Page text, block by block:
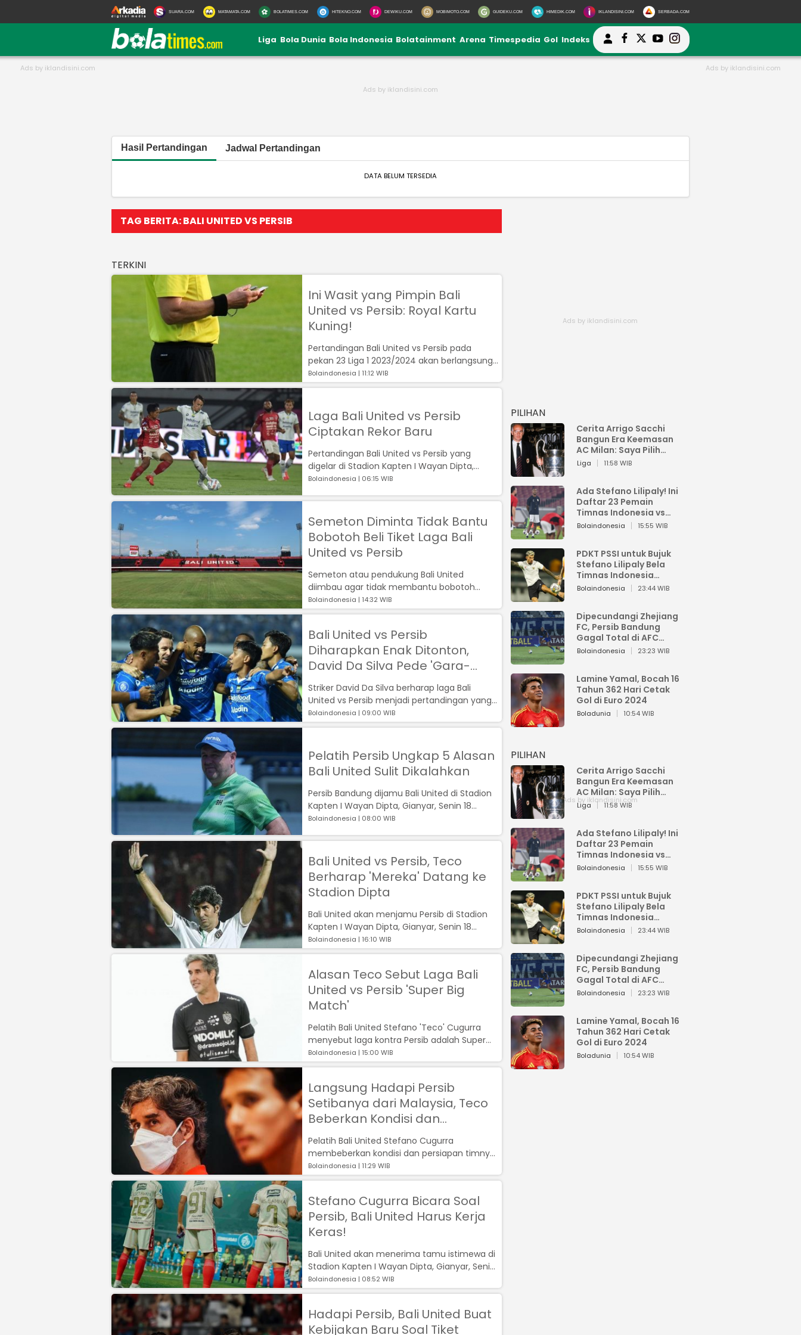
SUARA.COM MATAMATA.COM BOLATIMES.COM HITEKNO.COM DEWIKU.COM MOBIMOTO.COM GUIDEKU.COM HIMEDIK.COM IKLANDISINI.COM SERBADA.COM
Liga Bola Dunia Bola Indonesia Bolatainment Arena Timespedia Gol Indeks
Hasil Pertandingan Jadwal Pertandingan
DATA BELUM TERSEDIA
TAG BERITA: BALI UNITED VS PERSIB
TERKINI
Ini Wasit yang Pimpin Bali
United vs Persib: Royal Kartu
Kuning!
Pertandingan Bali United vs Persib pada
pekan 23 Liga 1 2023/2024 akan berlangsung
di Stadion Kapten I Wayan Dipta, mala...
Bolaindonesia | 11:12 WIB
Laga Bali United vs Persib
Ciptakan Rekor Baru
Pertandingan Bali United vs Persib yang
digelar di Stadion Kapten I Wayan Dipta,
Gianyar, Senin 18 Desember 2023, berhas...
Bolaindonesia | 06:15 WIB
Semeton Diminta Tidak Bantu
Bobotoh Beli Tiket Laga Bali
United vs Persib
Semeton atau pendukung Bali United
diimbau agar tidak membantu bobotoh
untuk membelikan tiket pertandingan Bali
United v...
Bolaindonesia | 14:32 WIB
Bali United vs Persib
Diharapkan Enak Ditonton,
David Da Silva Pede 'Gara-
gara' Persebaya
Striker David Da Silva berharap laga Bali
United vs Persib menjadi pertandingan yang
enak ditonton. Menghadapi laga ters...
Bolaindonesia | 09:00 WIB
Pelatih Persib Ungkap 5 Alasan
Bali United Sulit Dikalahkan
Persib Bandung dijamu Bali United di Stadion
Kapten I Wayan Dipta, Gianyar, Senin 18
Desember 2023. pelatih Bojan Hodak ...
Bolaindonesia | 08:00 WIB
Bali United vs Persib, Teco
Berharap 'Mereka' Datang ke
Stadion Dipta
Bali United akan menjamu Persib di Stadion
Kapten I Wayan Dipta, Gianyar, Senin 18
Desember 2023. Pelatih Bali United St...
Bolaindonesia | 16:10 WIB
Alasan Teco Sebut Laga Bali
United vs Persib 'Super Big
Match'
Pelatih Bali United Stefano 'Teco' Cugurra
menyebut laga kontra Persib adalah Super
Big Match. Pelatih asal Brasil terse...
Bolaindonesia | 15:00 WIB
Langsung Hadapi Persib
Setibanya dari Malaysia, Teco
Beberkan Kondisi dan
Persiapan Bali United
Pelatih Bali United Stefano Cugurra
membeberkan kondisi dan persiapan timnya
jelang hadapi Persib Bandung. Bali United a...
Bolaindonesia | 11:29 WIB
Stefano Cugurra Bicara Soal
Persib, Bali United Harus Kerja
Keras!
Bali United akan menerima tamu istimewa di
Stadion Kapten I Wayan Dipta, Gianyar, Senin
18 Desember 2023. Bali United di...
Bolaindonesia | 08:52 WIB
Hadapi Persib, Bali United Buat
Kebijakan Baru Soal Tiket
PILIHAN
Cerita Arrigo Sacchi
Bangun Era Keemasan
AC Milan: Saya Pilih
Pemain dari Isi Otaknya
Liga 11:58 WIB
Ada Stefano Lilipaly! Ini
Daftar 23 Pemain
Timnas Indonesia vs
China
Bolaindonesia 15:55 WIB
PDKT PSSI untuk Bujuk
Stefano Lilipaly Bela
Timnas Indonesia
Berakhir Berantakan
Bolaindonesia 23:44 WIB
Dipecundangi Zhejiang
FC, Persib Bandung
Gagal Total di AFC
Champions League Two
Bolaindonesia 23:23 WIB
Lamine Yamal, Bocah 16
Tahun 362 Hari Cetak
Gol di Euro 2024
Boladunia 10:54 WIB
PILIHAN
Cerita Arrigo Sacchi
Bangun Era Keemasan
AC Milan: Saya Pilih
Pemain dari Isi Otaknya
Liga 11:58 WIB
Ada Stefano Lilipaly! Ini
Daftar 23 Pemain
Timnas Indonesia vs
China
Bolaindonesia 15:55 WIB
PDKT PSSI untuk Bujuk
Stefano Lilipaly Bela
Timnas Indonesia
Berakhir Berantakan
Bolaindonesia 23:44 WIB
Dipecundangi Zhejiang
FC, Persib Bandung
Gagal Total di AFC
Champions League Two
Bolaindonesia 23:23 WIB
Lamine Yamal, Bocah 16
Tahun 362 Hari Cetak
Gol di Euro 2024
Boladunia 10:54 WIB